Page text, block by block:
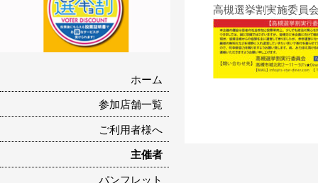
ホーム
参加店舗一覧
ご利用者様へ
主催者
パンフレット
高槻選挙割実施委員